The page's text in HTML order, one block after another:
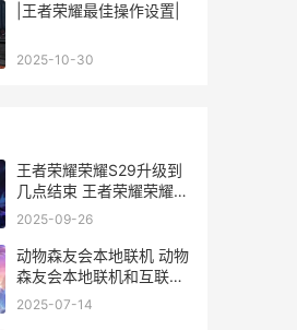
|王者荣耀最佳操作设置|
2025-10-30
王者荣耀荣耀S29升级到
几点结束 王者荣耀荣耀之
章命运篇
2025-09-26
动物森友会本地联机 动物
森友会本地联机和互联网
联机区别
2025-07-14